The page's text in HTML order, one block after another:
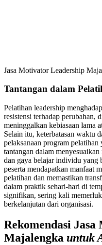
Jasa Motivator Leadership
Tantangan dalam
Pelatihan leadership
resistensi terhadap perubahan,
meninggalkan kebiasaan lama
Selain itu, keterbatasan waktu
pelaksanaan program
tantangan dalam
dan gaya belajar individu yang
peserta mendapatkan manfaat
pelatihan dan memastikan
dalam praktik sehari-hari di
signifikan, sering kali
berkelanjutan dari organisasi.
Rekomendasi
Majalengka untuk